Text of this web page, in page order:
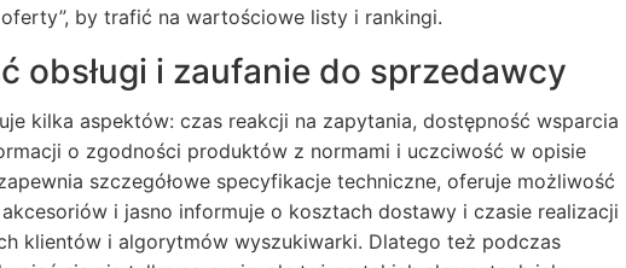
oferty”, by trafić na wartościowe listy i rankingi.
obsługi i zaufanie do sprzedawcy
kilka aspektów: czas reakcji na zapytania, dostępność wsparcia
o zgodności produktów z normami i uczciwość w opisie
szczegółowe specyfikacje techniczne, oferuje możliwość
i jasno informuje o kosztach dostawy i czasie realizacji
klientów i algorytmów wyszukiwarki. Dlatego też podczas